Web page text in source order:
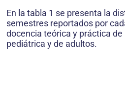
En la tabla 1 se presenta la
semestres reportados por
docencia teórica y práctica
pediátrica y de adultos.